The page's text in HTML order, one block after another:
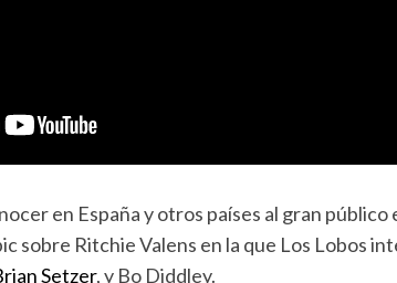
en España y otros países al gran
sobre Ritchie Valens en la que Los Lobos
Setzer, y Bo Diddley.